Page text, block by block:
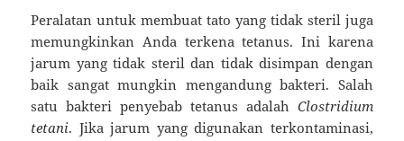
Peralatan untuk membuat tato yang tidak steril juga
memungkinkan Anda terkena tetanus. Ini karena
jarum yang tidak steril dan tidak disimpan dengan
baik sangat mungkin mengandung bakteri. Salah
satu bakteri penyebab tetanus adalah Clostridium
tetani. Jika jarum yang digunakan terkontaminasi,